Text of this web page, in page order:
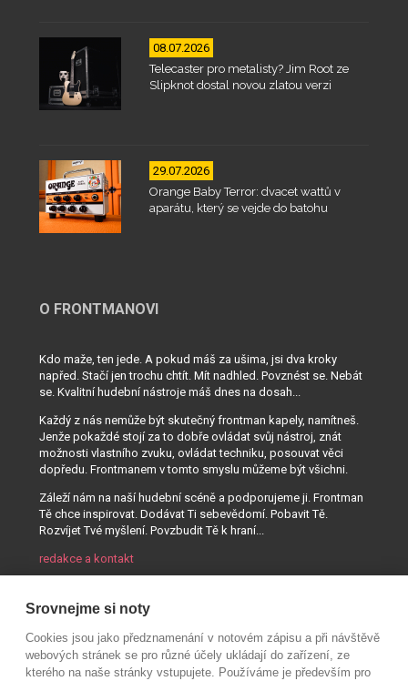
08.07.2026
Telecaster pro metalisty? Jim Root ze
Slipknot dostal novou zlatou verzi
29.07.2026
Orange Baby Terror: dvacet wattů v
aparátu, který se vejde do batohu
O FRONTMANOVI
Kdo maže, ten jede. A pokud máš za ušima, jsi dva kroky
napřed. Stačí jen trochu chtít. Mít nadhled. Povznést se. Nebát
se. Kvalitní hudební nástroje máš dnes na dosah...
Každý z nás nemůže být skutečný frontman kapely, namítneš.
Jenže pokaždé stojí za to dobře ovládat svůj nástroj, znát
možnosti vlastního zvuku, ovládat techniku, posouvat věci
dopředu. Frontmanem v tomto smyslu můžeme být všichni.
Záleží nám na naší hudební scéně a podporujeme ji. Frontman
Tě chce inspirovat. Dodávat Ti sebevědomí. Pobavit Tě.
Rozvíjet Tvé myšlení. Povzbudit Tě k hraní...
redakce a kontakt
Srovnejme si noty
Cookies jsou jako předznamenání v notovém zápisu a při návštěvě
webových stránek se pro různé účely ukládají do zařízení, ze
kterého na naše stránky vstupujete. Používáme je především pro